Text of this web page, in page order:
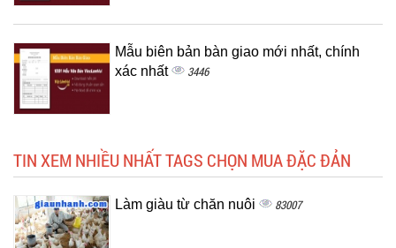
Mẫu biên bản bàn giao mới nhất, chính
xác nhất
3446
TIN XEM NHIỀU NHẤT TAGS CHỌN MUA ĐẶC ĐẢN
Làm giàu từ chăn nuôi 83007